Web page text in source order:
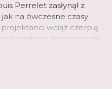
Perrelet zasłynął z
na ówczesne czasy
wciąż czerpią
zegarmistrza.